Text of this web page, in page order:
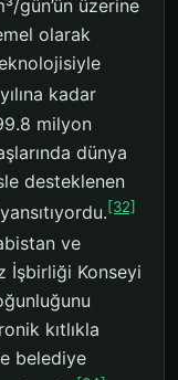
gün’ün üzerine
olarak
kadar
milyon
dünya
desteklenen
[32]
ve
İşbirliği Konseyi
kıtlıkla
belediye